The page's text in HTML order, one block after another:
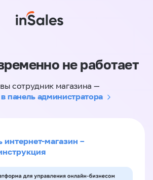
не работает
сотрудник магазина —
панель администратора
интернет-магазин –